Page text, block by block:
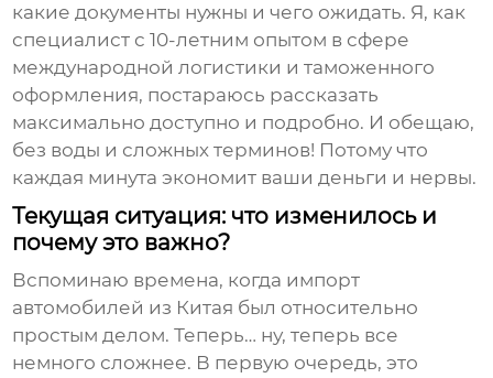
какие документы нужны и чего ожидать. Я, как
специалист с 10-летним опытом в сфере
международной логистики и таможенного
оформления, постараюсь рассказать
максимально доступно и подробно. И обещаю,
без воды и сложных терминов! Потому что
каждая минута экономит ваши деньги и нервы.
Текущая ситуация: что изменилось и
почему это важно?
Вспоминаю времена, когда импорт
автомобилей из Китая был относительно
простым делом. Теперь… ну, теперь все
немного сложнее. В первую очередь, это